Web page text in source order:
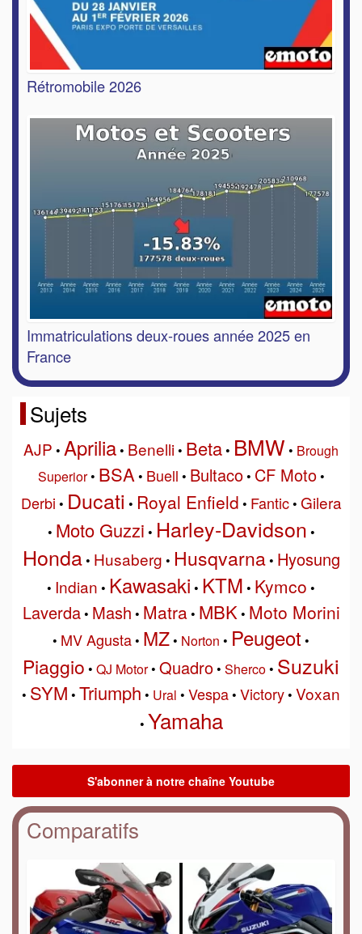
Rétromobile 2026
Immatriculations deux-roues année 2025 en
France
Sujets
AJP • Aprilia• Benelli• Beta• BMW • Brough
Superior• BSA• Buell • Bultaco• CF Moto•
Derbi • Ducati • Royal Enfield • Fantic• Gilera
• Moto Guzzi • Harley-Davidson •
Honda• Husaberg • Husqvarna• Hyosung
• Indian • Kawasaki • KTM • Kymco •
Laverda• Mash • Matra• MBK• Moto Morini
• MV Agusta• MZ• Norton • Peugeot •
Piaggio • QJ Motor• Quadro• Sherco• Suzuki
• SYM • Triumph • Ural • Vespa• Victory• Voxan
• Yamaha
Comparatifs